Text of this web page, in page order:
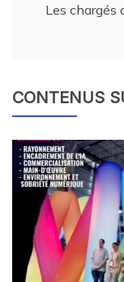
Les chargés
CONTENUS